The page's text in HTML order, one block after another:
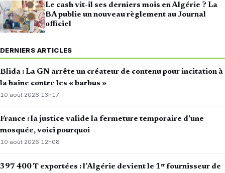
Le cash vit-il ses derniers mois en Algérie ? La
BA publie un nouveau règlement au Journal
officiel
DERNIERS ARTICLES
Blida : La GN arrête un créateur de contenu pour incitation à
la haine contre les « barbus »
10 août 2026· 13h17
France : la justice valide la fermeture temporaire d’une
mosquée, voici pourquoi
10 août 2026·12h08
397 400 T exportées : l’Algérie devient le 1ᵉʳ fournisseur de